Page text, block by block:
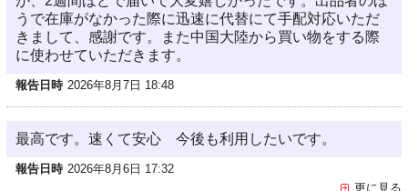
うで在庫がなかった際に迅速に代替にて手配対応いただ
きまして、感謝です。また中国大陸から買い物をする際
に使わせていただきます。
報告日時 2026年8月7日 18:48
最高です。速くて安心 今後も利用したいです。
報告日時 2026年8月6日 17:32
更に見る